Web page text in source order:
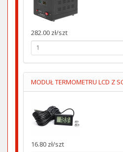
282.00 zł/szt
16.80 zł/szt